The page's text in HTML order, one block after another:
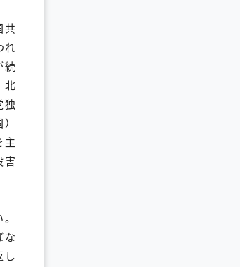
共
れ
続
北
独
主
害
な
し